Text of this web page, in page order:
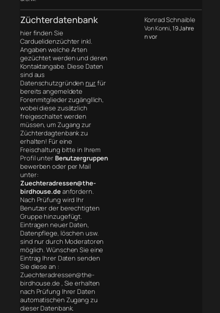
Züchterdatenbank
hier finden Sie
Carduelidenzüchter inkl.
Angaben welche Arten
gezüchtet werden und deren
Kontaktangabe. Diese Daten
sind aus
Datenschutzgründen nurfür
bereits angemeldete
Forenmitglieder zugängllich,
wobei diese zusätzlich
freigeschaltet werden
müssen, um Zugang zur
Züchterdagtenbank zu
erhalten! Für eine
Freischaltung bitte in Ihrem
Profil unter Benutzergruppen
bewerben oder per Mail
unter:
Zuechteradressen@the-
birdhouse.deanfordern.
Nach Prüfung wird Ihr
Benutzer der berechtigten
Gruppe hinzugefügt.
Eintragen neuer Daten,
Datenpflege, löschen usw.
sind nur durch Moderatoren
möglich. Wünschen Sie eine
Eintrag Ihrer Daten senden
Sie diese an :
Zuechteradressen@the-
birdhouse.de , Sie erhalten
nach Prüfung Ihrer Daten
automatischen Zugang zu
dieser Datenbank.
Konrad Schnaible
Von Konni, 19 Jahre
n vor